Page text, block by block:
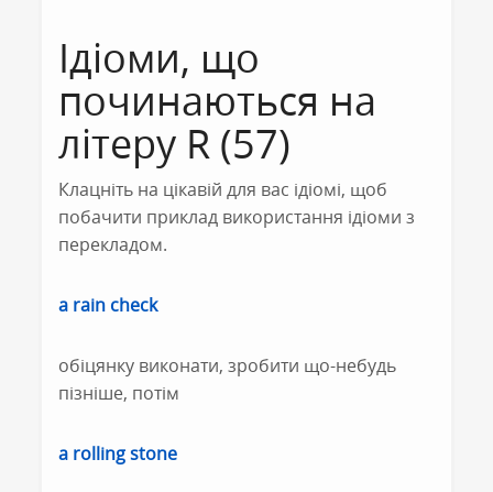
Ідіоми, що
починаються на
літеру R (57)
Клацніть на цікавій для вас ідіомі, щоб
побачити приклад використання ідіоми з
перекладом.
a rain check
обіцянку виконати, зробити що-небудь
пізніше, потім
a rolling stone